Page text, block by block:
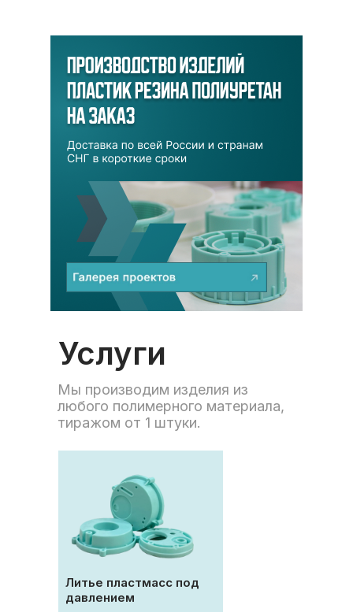
Услуги
Мы производим изделия из
любого полимерного материала,
тиражом от 1 штуки.
Литье пластмасс под
давлением